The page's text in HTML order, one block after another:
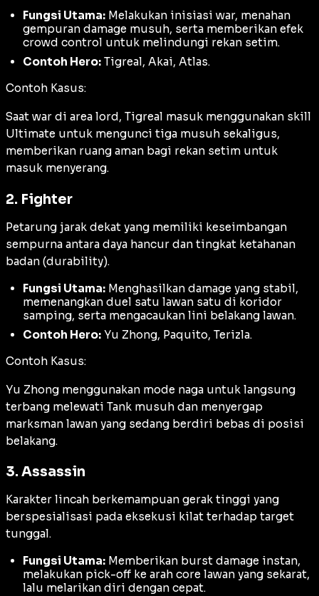
Fungsi Utama: Melakukan inisiasi war, menahan
gempuran damage musuh, serta memberikan efek
crowd control untuk melindungi rekan setim.
Contoh Hero: Tigreal, Akai, Atlas.
Contoh Kasus:
Saat war di area lord, Tigreal masuk menggunakan skill
Ultimate untuk mengunci tiga musuh sekaligus,
memberikan ruang aman bagi rekan setim untuk
masuk menyerang.
2. Fighter
Petarung jarak dekat yang memiliki keseimbangan
sempurna antara daya hancur dan tingkat ketahanan
badan (durability).
Fungsi Utama: Menghasilkan damage yang stabil,
memenangkan duel satu lawan satu di koridor
samping, serta mengacaukan lini belakang lawan.
Contoh Hero: Yu Zhong, Paquito, Terizla.
Contoh Kasus:
Yu Zhong menggunakan mode naga untuk langsung
terbang melewati Tank musuh dan menyergap
marksman lawan yang sedang berdiri bebas di posisi
belakang.
3. Assassin
Karakter lincah berkemampuan gerak tinggi yang
berspesialisasi pada eksekusi kilat terhadap target
tunggal.
Fungsi Utama: Memberikan burst damage instan,
melakukan pick-off ke arah core lawan yang sekarat,
lalu melarikan diri dengan cepat.